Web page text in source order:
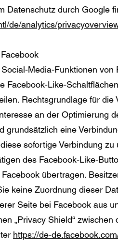
Datenschutz durch Google
de/analytics/
Media-Funktionen
Facebook-Like-
Rechtsgrundlage für
an der Optimierung
grundsätzlich eine
sofortige Verbindung
des Facebook-Like-
übertragen.
keine Zuordnung dieser
Seite bei Facebook aus
„Privacy Shield“
https://de-